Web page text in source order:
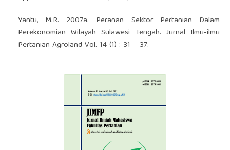
Yantu, M.R. 2007a. Peranan Sektor Pertanian Dalam
Perekonomian Wilayah Sulawesi Tengah. Jurnal Ilmu-ilmu
Pertanian Agroland Vol. 14 (1) : 31 – 37.